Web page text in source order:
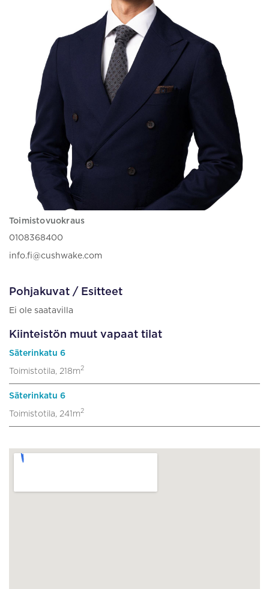
Toimistovuokraus
0108368400
info.fi@cushwake.com
Pohjakuvat / Esitteet
Ei ole saatavilla
Kiinteistön muut vapaat tilat
Säterinkatu 6
Toimistotila, 218m2
Säterinkatu 6
Toimistotila, 241m2